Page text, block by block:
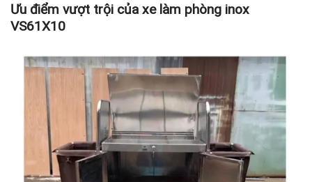
Ưu điểm vượt trội của xe làm phòng inox
VS61X10